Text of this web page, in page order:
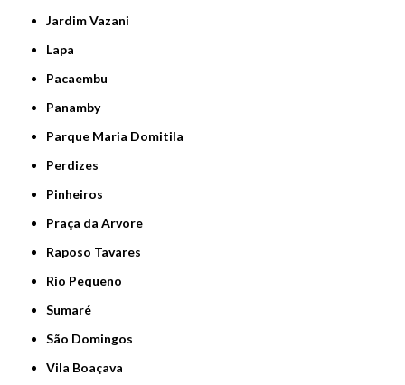
Jardim Vazani
Lapa
Pacaembu
Panamby
Parque Maria Domitila
Perdizes
Pinheiros
Praça da Arvore
Raposo Tavares
Rio Pequeno
Sumaré
São Domingos
Vila Boaçava